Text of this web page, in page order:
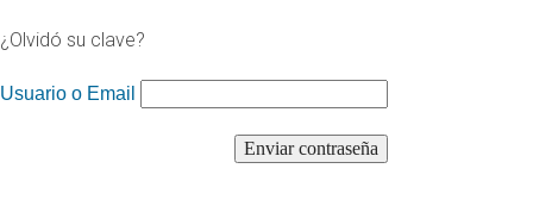
¿Olvidó su clave?
Usuario o Email